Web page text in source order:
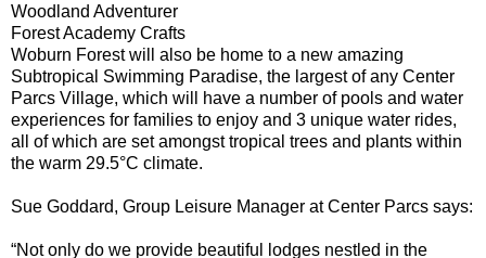
Woodland Adventurer
Forest Academy Crafts
Woburn Forest will also be home to a new amazing
Subtropical Swimming Paradise, the largest of any Center
Parcs Village, which will have a number of pools and water
experiences for families to enjoy and 3 unique water rides,
all of which are set amongst tropical trees and plants within
the warm 29.5°C climate.
Sue Goddard, Group Leisure Manager at Center Parcs says:
“Not only do we provide beautiful lodges nestled in the